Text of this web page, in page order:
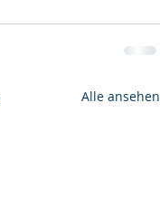
Alle ansehen